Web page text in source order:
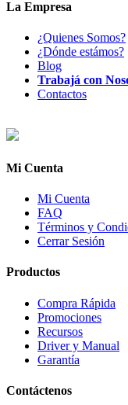
La Empresa
¿Quienes Somos?
¿Dónde estámos?
Blog
Trabajá con
Contactos
Mi Cuenta
Mi Cuenta
FAQ
Términos y
Cerrar Sesión
Productos
Compra Rápida
Promociones
Recursos
Driver y Manual
Garantía
Contáctenos